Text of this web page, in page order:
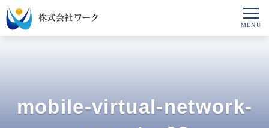
mobile-virtual-network-